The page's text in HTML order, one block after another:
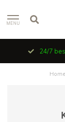
MENU
24/7
Home